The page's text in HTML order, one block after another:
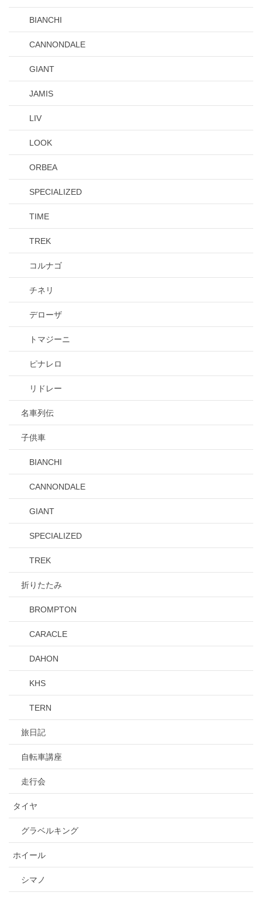
BIANCHI
CANNONDALE
GIANT
JAMIS
LIV
LOOK
ORBEA
SPECIALIZED
TIME
TREK
コルナゴ
チネリ
デローザ
トマジーニ
ピナレロ
リドレー
名車列伝
子供車
BIANCHI
CANNONDALE
GIANT
SPECIALIZED
TREK
折りたたみ
BROMPTON
CARACLE
DAHON
KHS
TERN
旅日記
自転車講座
走行会
タイヤ
グラベルキング
ホイール
シマノ